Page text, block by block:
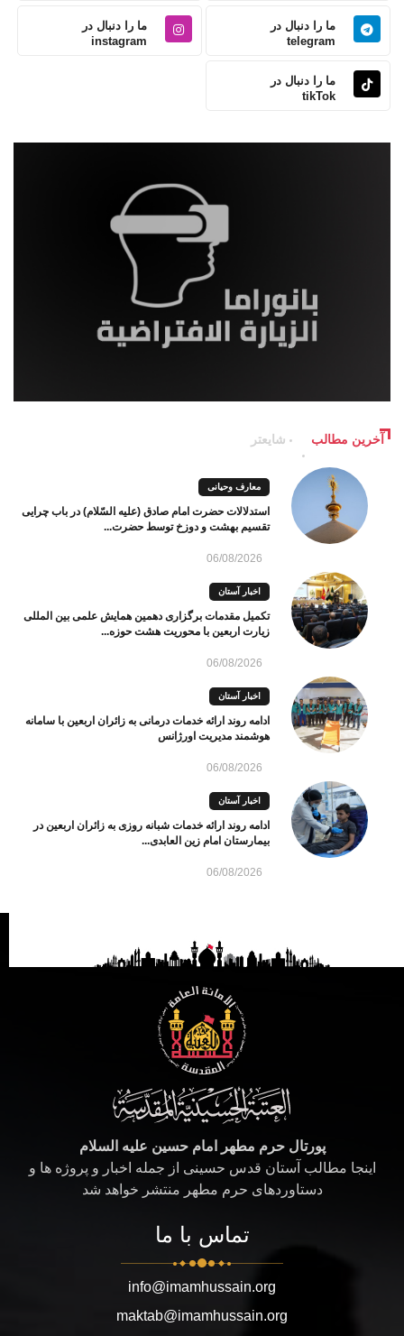
ما را دنبال در
telegram
ما را دنبال در
instagram
ما را دنبال در
tikTok
آخرین مطالب شایعتر
معارف وحیانی
استدلالات حضرت امام صادق (علیه السّلام) در باب چرایی
تقسیم بهشت و دوزخ توسط حضرت...
06/08/2026
اخبار آستان
تکمیل مقدمات برگزاری دهمین همایش علمی بین المللی
زیارت اربعین با محوریت هشت حوزه...
06/08/2026
اخبار آستان
ادامه روند ارائه خدمات درمانی به زائران اربعین با سامانه
هوشمند مدیریت اورژانس
06/08/2026
اخبار آستان
ادامه روند ارائه خدمات شبانه روزی به زائران اربعین در
بیمارستان امام زین العابدی...
06/08/2026
پورتال حرم مطهر امام حسین علیه السلام
اینجا مطالب آستان قدس حسینی از جمله اخبار و پروژه ها و
دستاوردهای حرم مطهر منتشر خواهد شد
تماس با ما
info@imamhussain.org
maktab@imamhussain.org